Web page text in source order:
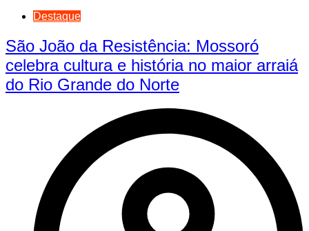
Destaque
São João da Resistência: Mossoró
celebra cultura e história no maior arraiá
do Rio Grande do Norte